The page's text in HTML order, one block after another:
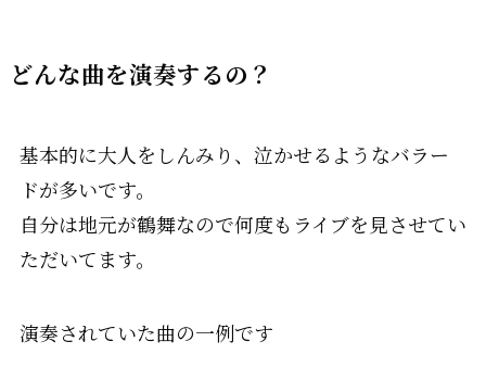
どんな曲を演奏するの？
基本的に大人をしんみり、泣かせるようなバラー
ドが多いです。
自分は地元が鶴舞なので何度もライブを見させてい
ただいてます。
演奏されていた曲の一例です